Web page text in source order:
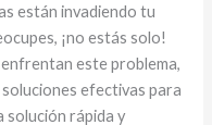
están invadiendo tu
¡no estás solo!
este problema,
efectivas para
solución rápida y